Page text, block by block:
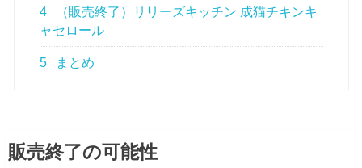
4
（販売終了）リリーズキッチン 成猫チキンキ
ャセロール
5 まとめ
販売終了の可能性